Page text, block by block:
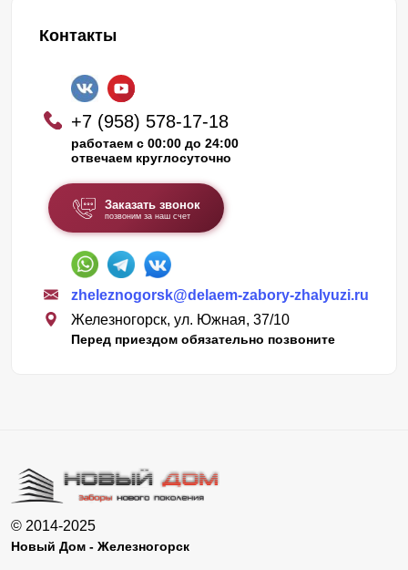
Контакты
+7 (958) 578-17-18
работаем с 00:00 до 24:00
отвечаем круглосуточно
Заказать звонок
позвоним за наш счет
zheleznogorsk@delaem-zabory-zhalyuzi.ru
Железногорск, ул. Южная, 37/10
Перед приездом обязательно позвоните
© 2014-2025
Новый Дом - Железногорск